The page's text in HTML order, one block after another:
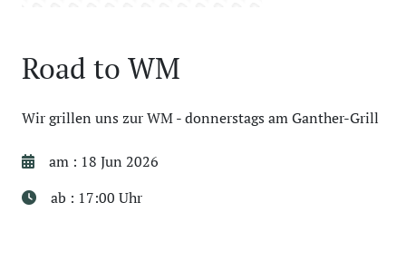
Road to WM
Wir grillen uns zur WM - donnerstags am Ganther-Grill
am : 18 Jun 2026
ab : 17:00 Uhr